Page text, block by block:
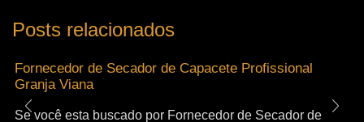
Posts relacionados
Fornecedor de Secador de Capacete Profissional
Granja Viana
Se você esta buscado por Fornecedor de Secador de